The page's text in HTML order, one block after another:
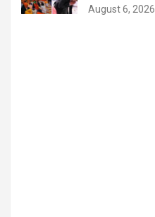
August 6, 2026